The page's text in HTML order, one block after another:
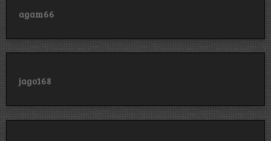
agam66
jago168